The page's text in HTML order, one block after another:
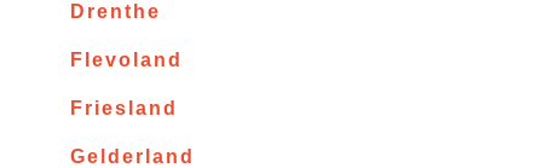
Drenthe
Flevoland
Friesland
Gelderland